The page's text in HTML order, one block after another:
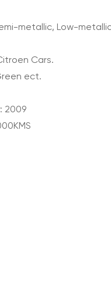
metallic, Low-
Cars.
ect.
2009